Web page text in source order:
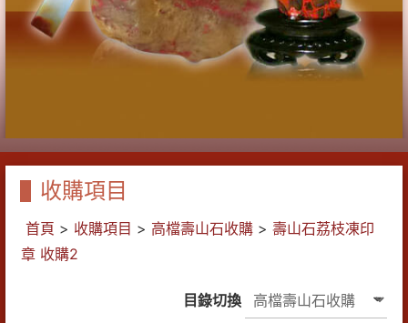
收購項目
首頁 > 收購項目 > 高檔壽山石收購 > 壽山石荔枝凍印
章 收購2
目錄切換